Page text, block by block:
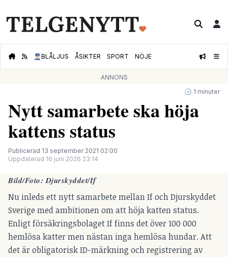
👮🏻‍♂️BLÅLJUS ÅSIKTER SPORT NÖJE
ANNONS
🕝 1 minuter
Nytt samarbete ska höja
kattens status
Publicerad 13 september 2021 02:00
Uppdaterad 16 juni 2026 23:14
Bild/Foto: Djurskyddet/If
Nu inleds ett nytt samarbete mellan If och Djurskyddet
Sverige med ambitionen om att höja katten status.
Enligt försäkringsbolaget If finns det över 100 000
hemlösa katter men nästan inga hemlösa hundar. Att
det är obligatorisk ID-märkning och registrering av